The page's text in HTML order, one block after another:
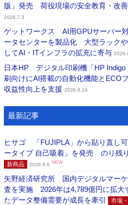
版」発売 荷役現場の安全教育・改
2026.7.3
ゲットワークス AI用GPUサーバー
ータセンターを製品化 大型ラック
してAI・ITインフラの拡充に寄与
日本HP デジタル印刷機「HP
刷向けにAI搭載の自動化機能とECO
収益性向上を支援 2026.6.24
最新記事
ヒサゴ 「FUJIPLA」から貼り直し
ータイプ 自己吸着」を発売 のり残
新商品 2026.8.6 NEW
矢野経済研究所 国内デジタルマー
査を実施 2026年は4,789億円に拡大
たデータ整備需要が成長を牽引
市場